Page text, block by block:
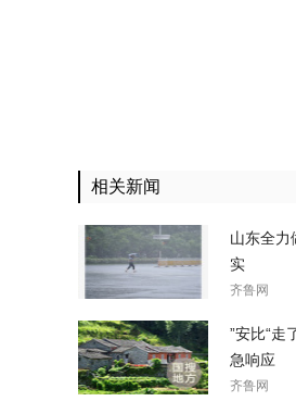
相关新闻
山东全
实
齐鲁网
”安比“走
急响应
齐鲁网